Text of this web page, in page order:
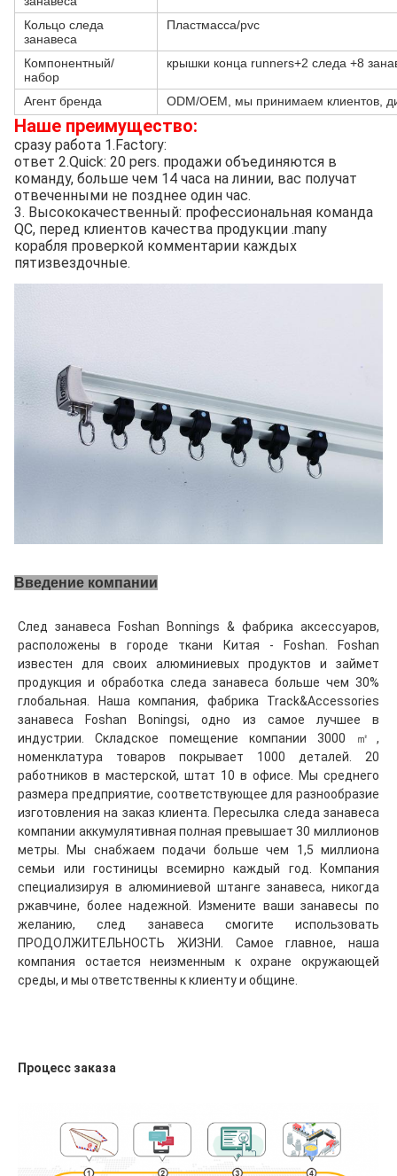
Кольцо следа
занавеса
Пластмасса/pvc
Компонентный/
набор
крышки конца runners+2 следа +8
Агент бренда ODM/OEM, мы принимаем клиентов,
Наше преимущество:
сразу работа 1.Factory:
ответ 2.Quick: 20 pers. продажи объединяются в
команду, больше чем 14 часа на линии, вас получат
отвеченными не позднее один час.
3. Высококачественный: профессиональная команда
QC, перед клиентов качества продукции .many
корабля проверкой комментарии каждых
пятизвездочные.
Введение компании
След занавеса Foshan Bonnings & фабрика аксессуаров,
расположены в городе ткани Китая - Foshan. Foshan
известен для своих алюминиевых продуктов и займет
продукция и обработка следа занавеса больше чем 30%
глобальная. Наша компания, фабрика Track&Accessories
занавеса Foshan Boningsi, одно из самое лучшее в
индустрии. Складское помещение компании 3000 ㎡,
номенклатура товаров покрывает 1000 деталей. 20
работников в мастерской, штат 10 в офисе. Мы среднего
размера предприятие, соответствующее для разнообразие
изготовления на заказ клиента. Пересылка следа занавеса
компании аккумулятивная полная превышает 30 миллионов
метры. Мы снабжаем подачи больше чем 1,5 миллиона
семьи или гостиницы всемирно каждый год. Компания
специализируя в алюминиевой штанге занавеса, никогда
ржавчине, более надежной. Измените ваши занавесы по
желанию, след занавеса смогите использовать
ПРОДОЛЖИТЕЛЬНОСТЬ ЖИЗНИ. Самое главное, наша
компания остается неизменным к охране окружающей
среды, и мы ответственны к клиенту и общине.
Процесс заказа